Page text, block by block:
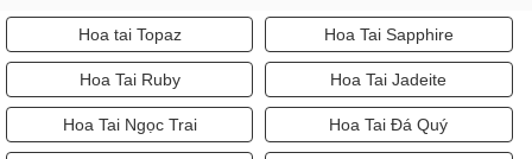
Hoa tai Topaz Hoa Tai Sapphire
Hoa Tai Ruby Hoa Tai Jadeite
Hoa Tai Ngọc Trai Hoa Tai Đá Quý